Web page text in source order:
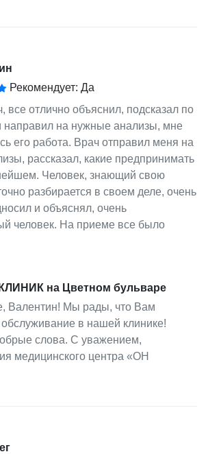
Рекомендует: Да
все отлично объяснил, подсказал по
направил на нужные анализы, мне
его работа. Врач отправил меня на
рассказал, какие предпринимать
Человек, знающий свою
разбирается в своем деле, очень
и объяснял, очень
человек. На приеме все было
на Цветном бульваре
Валентин! Мы рады, что Вам
в нашей клинике!
слова. С уважением,
медицинского центра «ОН